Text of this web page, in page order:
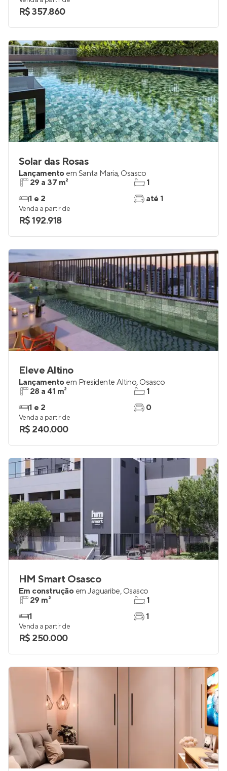
R$ 357.860
Solar das Rosas
Lançamento em Santa Maria, Osasco
29 a 37 m²
1 e 2
1
até 1
Venda a partir de
R$ 192.918
Eleve Altino
Lançamento em Presidente Altino, Osasco
28 a 41 m²
1 e 2
1
0
Venda a partir de
R$ 240.000
HM Smart Osasco
Em construção em Jaguaribe, Osasco
29 m²
1
1
1
Venda a partir de
R$ 250.000